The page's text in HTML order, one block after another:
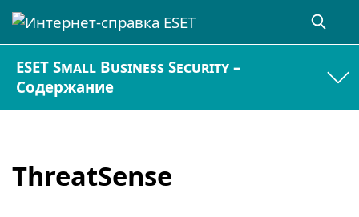
ESET Small Business Security –
Содержание
ThreatSense